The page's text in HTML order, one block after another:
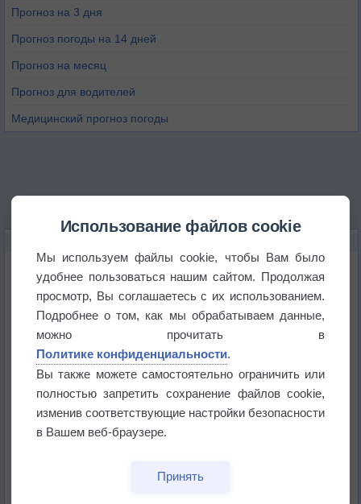
Прогноз на 3 дня
Прогноз погоды на 14 дней
Прогноз на месяц
Прогноз для водителей
Медицинский прогноз погоды
Дневная температура воздуха в ОАЭ превысила
+51°
Европейские столицы бьют рекорды жары
Впервые за 155 лет в Лондоне в течение месяца
не выпадал дождь
Лето продолжит щедро раздавать своё тепло!
Использование файлов cookie
Мы используем файлы cookie, чтобы Вам было
удобнее пользоваться нашим сайтом. Продолжая
просмотр, Вы соглашаетесь с их использованием.
Подробнее о том, как мы обрабатываем данные,
можно прочитать в
Политике конфиденциальности.
Вы также можете самостоятельно ограничить или
полностью запретить сохранение файлов cookie,
изменив соответствующие настройки безопасности
в Вашем веб-браузере.
Принять